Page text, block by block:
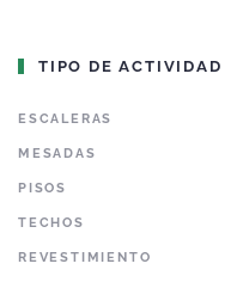
TIPO DE ACTIVIDAD
ESCALERAS
MESADAS
PISOS
TECHOS
REVESTIMIENTO